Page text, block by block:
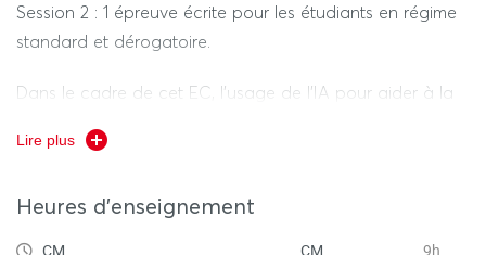
Session 2 : 1 épreuve écrite pour les étudiants en régime
standard et dérogatoire.
Dans le cadre de cet EC, l’usage de l’IA pour aider à la
évaluation est interdit. Vous n’avez pas le droit de faire
recherche d’idées, construction, rédaction ou édition
(hors usages de recherche web augmentée, de
Lire plus
Heures d'enseignement
CM CM 9h